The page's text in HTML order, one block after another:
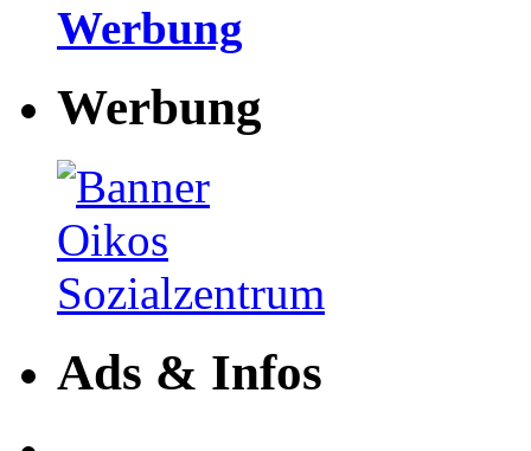
Werbung
Werbung
Ads & Infos